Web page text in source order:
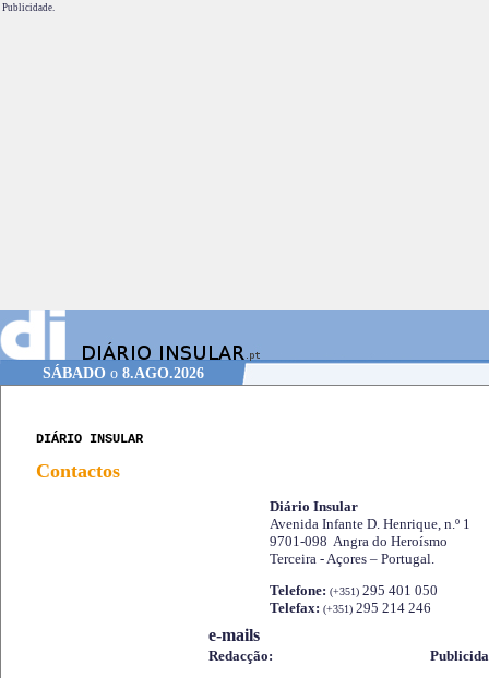
Publicidade.
SÁBADOo 8.AGO.2026
DIÁRIO INSULAR
Contactos
Diário Insular
Avenida Infante D. Henrique, n.º 1
9701-098 Angra do Heroísmo
Terceira - Açores – Portugal.
Telefone: (+351) 295 401 050
Telefax: (+351) 295 214 246
e-mails
Redacção: